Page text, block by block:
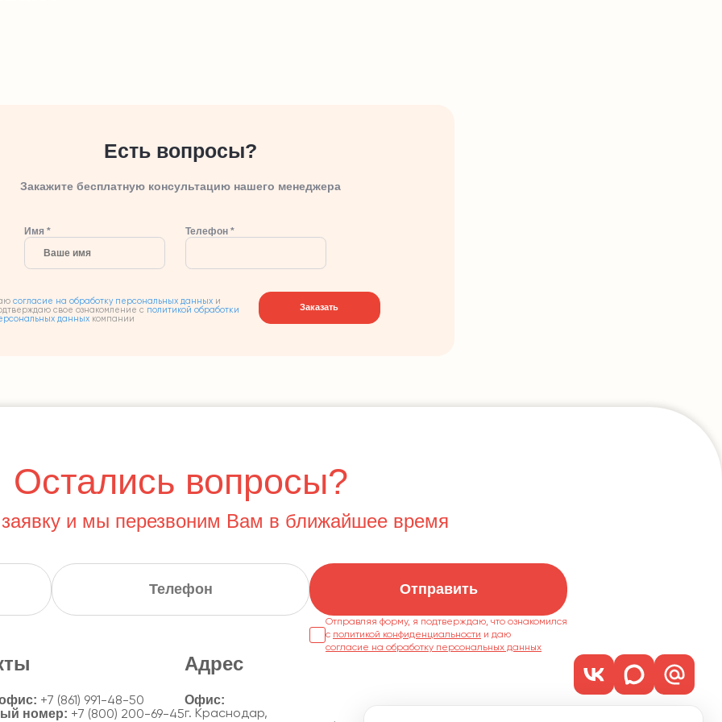
Есть вопросы?
Закажите бесплатную консультацию нашего менеджера
Имя * Телефон *
согласие на обработку персональных данных и
свое ознакомление с политикой обработки
данных компании
Заказать
Остались вопросы?
заявку и мы перезвоним Вам в ближайшее время
Отправить
Отправляя форму, я подтверждаю, что ознакомился
с политикой конфиденциальности
согласие на обработку персональных данных
+7 (861) 991-48-50
номер: +7 (800) 200-69-45
Адрес
г. Краснодар,